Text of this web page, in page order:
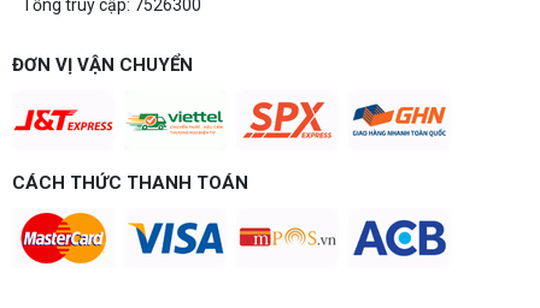
Tổng truy cập: 7526300
ĐƠN VỊ VẬN CHUYỂN
CÁCH THỨC THANH TOÁN